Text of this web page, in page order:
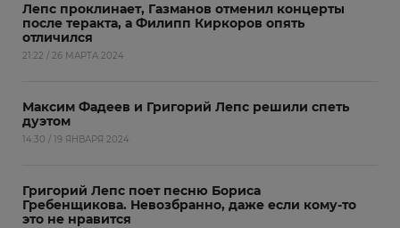
Лепс проклинает, Газманов отменил концерты
после теракта, а Филипп Киркоров опять
отличился
21:22 / 26 МАРТА 2024
Максим Фадеев и Григорий Лепс решили спеть
дуэтом
14:30 / 19 ЯНВАРЯ 2024
Григорий Лепс поет песню Бориса
Гребенщикова. Невозбранно, даже если кому-то
это не нравится